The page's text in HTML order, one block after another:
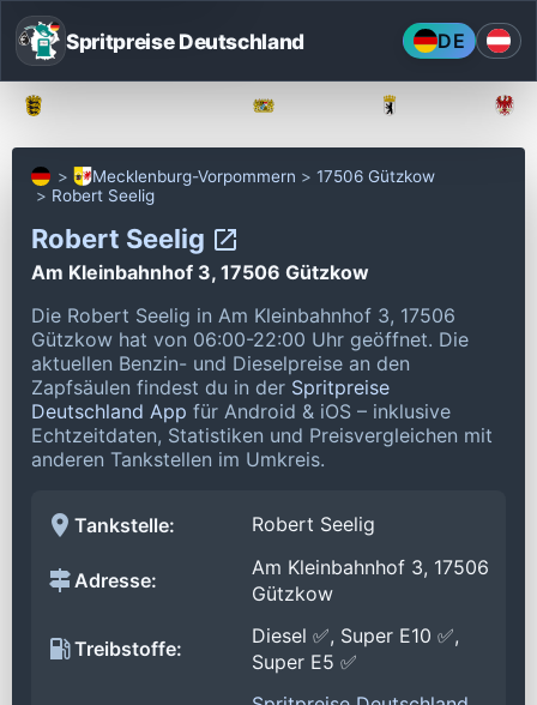
Spritpreise Deutschland DE
Mecklenburg-Vorpommern
17506 Gützkow
Robert Seelig
Robert Seelig
Am Kleinbahnhof 3, 17506 Gützkow
Die Robert Seelig in Am Kleinbahnhof 3, 17506
Gützkow hat von 06:00-22:00 Uhr geöffnet. Die
aktuellen Benzin- und Dieselpreise an den
Zapfsäulen findest du in der Spritpreise
Deutschland App für Android & iOS – inklusive
Echtzeitdaten, Statistiken und Preisvergleichen mit
anderen Tankstellen im Umkreis.
Tankstelle: Robert Seelig
Adresse:
Am Kleinbahnhof 3, 17506
Gützkow
Treibstoffe:
Diesel ✅, Super E10 ✅,
Super E5 ✅